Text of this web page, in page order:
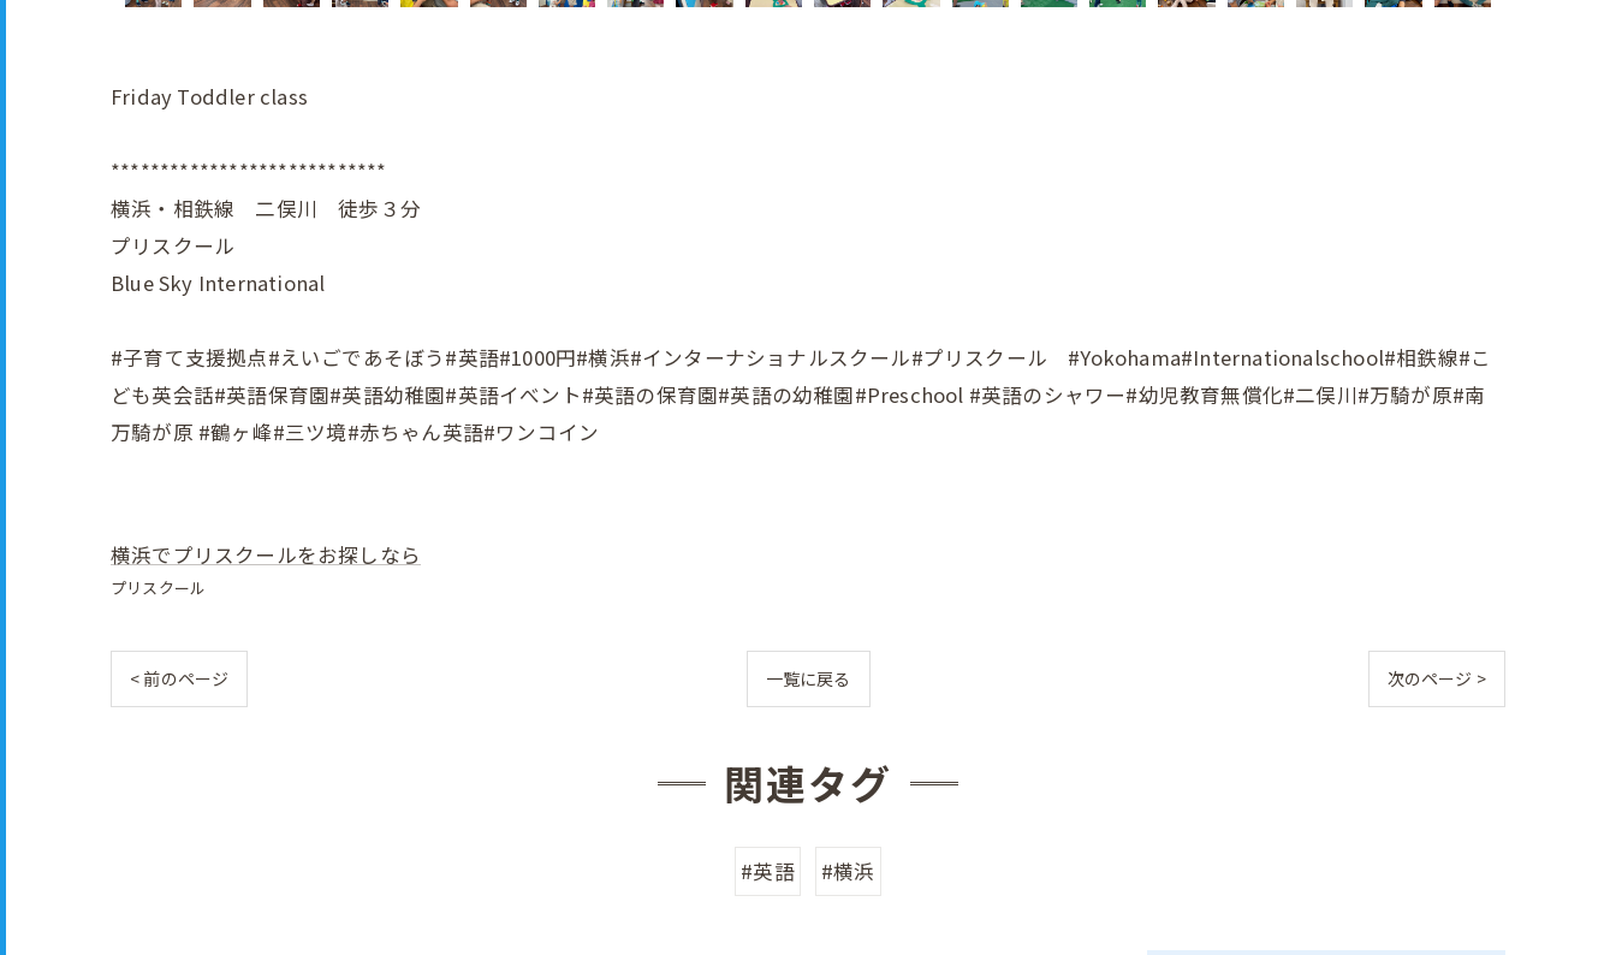
Friday Toddler class
****************************
横浜・相鉄線 二俣川 徒歩３分
プリスクール
Blue Sky International
#子育て支援拠点#えいごであそぼう#英語#1000円#横浜#インターナショナルスクール#プリスクール #Yokohama#Internationalschool#相鉄線#こ
ども英会話#英語保育園#英語幼稚園#英語イべント#英語の保育園#英語の幼稚園#Preschool #英語のシャワー#幼児教育無償化#二俣川#万騎が原#南
万騎が原 #鶴ヶ峰#三ツ境#赤ちゃん英語#ワンコイン
横浜でプリスクールをお探しなら
プリスクール
< 前のページ 一覧に戻る 次のページ >
関連タグ
#英語 #横浜